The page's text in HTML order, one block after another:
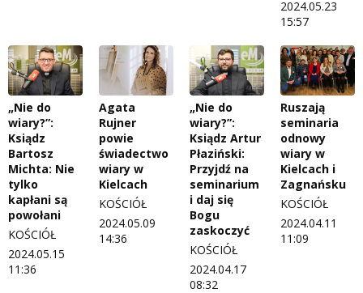
2024.05.23
15:57
„Nie do
wiary?”:
Ksiądz
Bartosz
Michta: Nie
tylko
kapłani są
powołani
KOŚCIÓŁ
2024.05.15
11:36
Agata
Rujner
powie
świadectwo
wiary w
Kielcach
KOŚCIÓŁ
2024.05.09
14:36
„Nie do
wiary?”:
Ksiądz Artur
Płaziński:
Przyjdź na
seminarium
i daj się
Bogu
zaskoczyć
KOŚCIÓŁ
2024.04.17
08:32
Ruszają
seminaria
odnowy
wiary w
Kielcach i
Zagnańsku
KOŚCIÓŁ
2024.04.11
11:09